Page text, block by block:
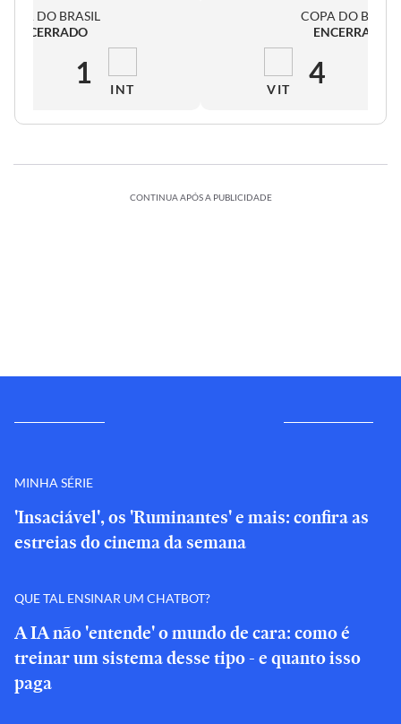
DO BRASIL
ENCERRADO
1 INT
COPA DO
ENCERRADO
VIT 4
CONTINUA APÓS A PUBLICIDADE
MINHA SÉRIE
'Insaciável', os 'Ruminantes' e mais: confira as
estreias do cinema da semana
QUE TAL ENSINAR UM CHATBOT?
A IA não 'entende' o mundo de cara: como é
treinar um sistema desse tipo - e quanto isso
paga